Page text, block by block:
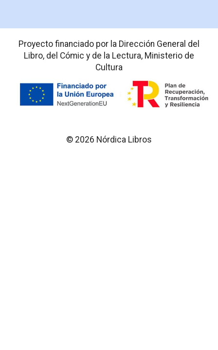
Proyecto financiado por la Dirección General del
Libro, del Cómic y de la Lectura, Ministerio de
Cultura
© 2026 Nórdica Libros